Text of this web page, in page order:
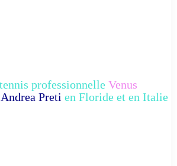
professionnelle Venus
Andrea Preti en Floride et en Italie